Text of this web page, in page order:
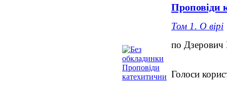
Проповіди
Том 1. О вірі
по Дзерович
Голоси